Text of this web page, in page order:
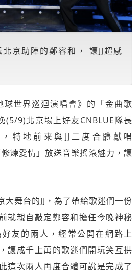
京助陣的鄭容和， 讓JJ超感
球世界巡迴演唱會》的「金曲歌
(5/9)北京場上好友CNBLUE隊長
特地前來與JJ二度合體獻唱
煉愛情」放送音樂搖滾魅力，讓
大舞台的JJ，為了帶給歌迷們一份
就親自敲定鄭容和擔任今晚神秘
友的兩人，經常公開在網路上
讓成千上萬的歌迷們開玩笑互拱
這次兩人再度合體可說是完成了